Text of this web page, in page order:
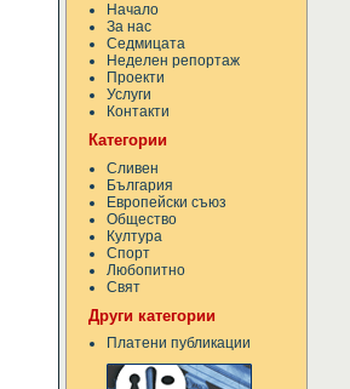
Начало
За нас
Седмицата
Неделен репортаж
Проекти
Услуги
Контакти
Категории
Сливен
България
Европейски съюз
Общество
Култура
Спорт
Любопитно
Свят
Други категории
Платени публикации